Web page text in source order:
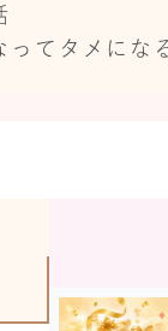
てタメにな